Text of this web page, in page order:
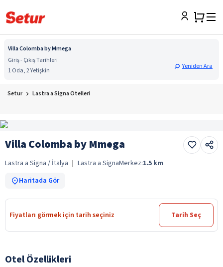
Villa Colomba by Mmega
Giriş - Çıkış Tarihleri
1 Oda, 2 Yetişkin
Yeniden Ara
Setur Lastra a Signa Otelleri
Villa Colomba by Mmega
Lastra a Signa / İtalya | Lastra a SignaMerkez:1.5 km
Haritada Gör
Fiyatları görmek için tarih seçiniz Tarih Seç
Otel Özellikleri